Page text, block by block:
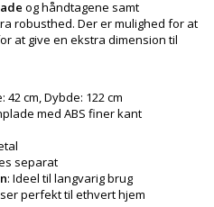
og håndtagene samt
robusthed. Der er mulighed for at
at give en ekstra dimension til
42 cm, Dybde: 122 cm
med ABS finer kant
separat
: Ideel til langvarig brug
perfekt til ethvert hjem